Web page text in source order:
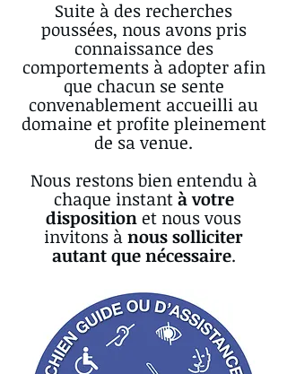
Suite à des recherches
poussées, nous avons pris
connaissance des
comportements à adopter afin
que chacun se sente
convenablement accueilli au
domaine et profite pleinement
de sa venue.
Nous restons bien entendu à
chaque instantà votre
dispositionet nous vous
invitons ànous solliciter
autant que nécessaire.